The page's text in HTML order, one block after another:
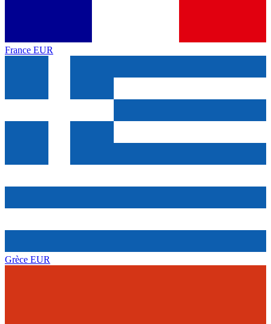
France EUR
Grèce EUR